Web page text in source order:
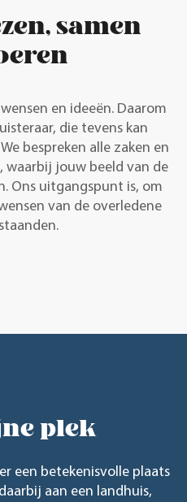
samen
en ideeën. Daarom
die tevens kan
bespreken alle zaken en
waarbij jouw beeld van de
Ons uitgangspunt is, om
van de overledene
plek
een betekenisvolle plaats
aan een landhuis,